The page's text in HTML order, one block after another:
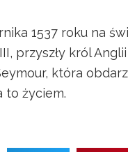
1537 roku na
przyszły król
która
to życiem.